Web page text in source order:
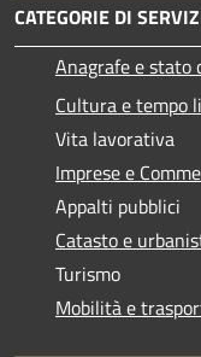
CATEGORIE DI
Anagrafe e stato
Cultura e tempo
Vita lavorativa
Imprese e
Appalti pubblici
Catasto e
Turismo
Mobilità e